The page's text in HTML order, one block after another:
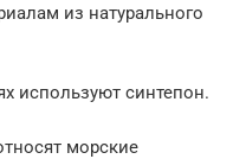
из натурального
используют синтепон.
морские